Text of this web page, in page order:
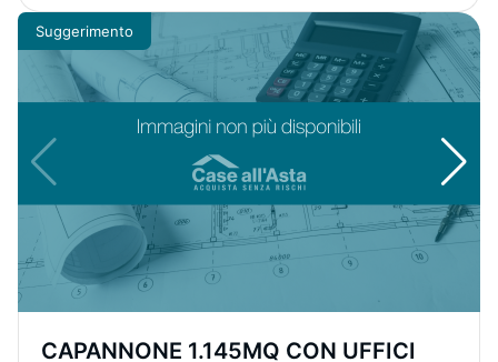
Suggerimento
CAPANNONE 1.145MQ CON UFFICI